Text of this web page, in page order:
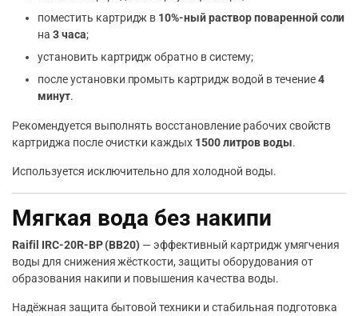
поместить картридж в 10%-ный раствор поваренной соли
на 3 часа;
установить картридж обратно в систему;
после установки промыть картридж водой в течение4
минут.
Рекомендуется выполнять восстановление рабочих свойств
картриджа после очистки каждых 1500 литров воды.
Используется исключительно для холодной воды.
Мягкая вода без накипи
Raifil IRC-20R-BP (BB20) — эффективный картридж умягчения
воды для снижения жёсткости, защиты оборудования от
образования накипи и повышения качества воды.
Надёжная защита бытовой техники и стабильная подготовка